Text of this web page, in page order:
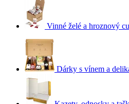
Vinné želé a hroznový
Dárky s vínem a